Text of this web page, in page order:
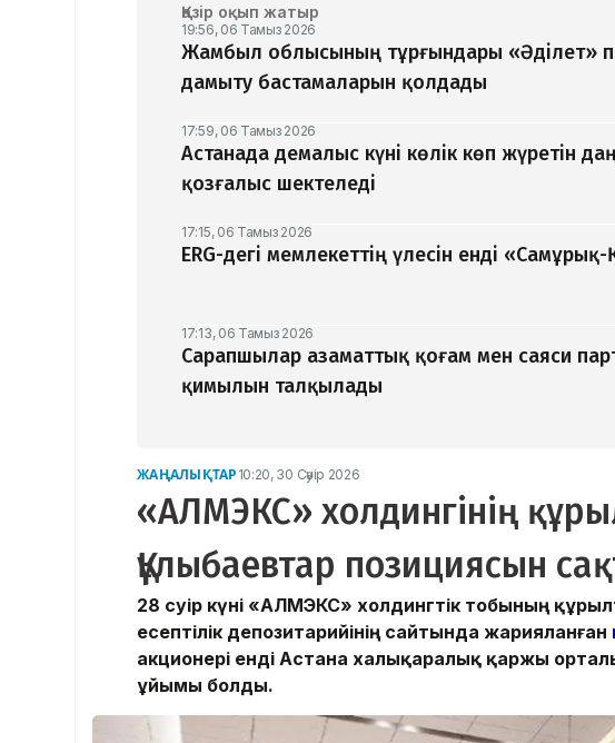
Қазір оқып жатыр
19:56, 06 Тамыз 2026
Жамбыл облысының тұрғындары «Әділет»
дамыту бастамаларын қолдады
17:59, 06 Тамыз 2026
Астанада демалыс күні көлік көп жүретін
қозғалыс шектеледі
17:15, 06 Тамыз 2026
ERG-дегі мемлекеттің үлесін енді
17:13, 06 Тамыз 2026
Сарапшылар азаматтық қоғам мен саяси
қимылын талқылады
ЖАҢАЛЫҚТАР 10:20, 30 Сәуір 2026
«АЛМЭКС» холдингінің
Құлыбаевтар позициясын
28 сәуір күні «АЛМЭКС» холдингтік тобының
есептілік депозитарийінің сайтында жарияланған
акционері енді Астана халықаралық қаржы
ұйымы болды.